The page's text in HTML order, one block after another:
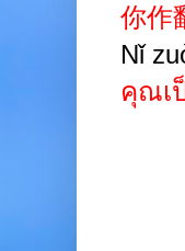
你作
Nǐ
คุณเ